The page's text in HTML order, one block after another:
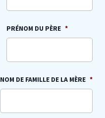
PRÉNOM DU PÈRE *
NOM DE FAMILLE DE LA MÈRE *